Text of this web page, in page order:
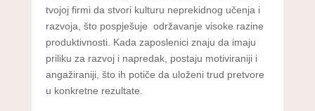
tvojoj firmi da stvori kulturu neprekidnog učenja i
razvoja, što pospješuje održavanje visoke razine
produktivnosti. Kada zaposlenici znaju da imaju
priliku za razvoj i napredak, postaju motiviraniji i
angažiraniji, što ih potiče da uloženi trud pretvore
u konkretne rezultate.